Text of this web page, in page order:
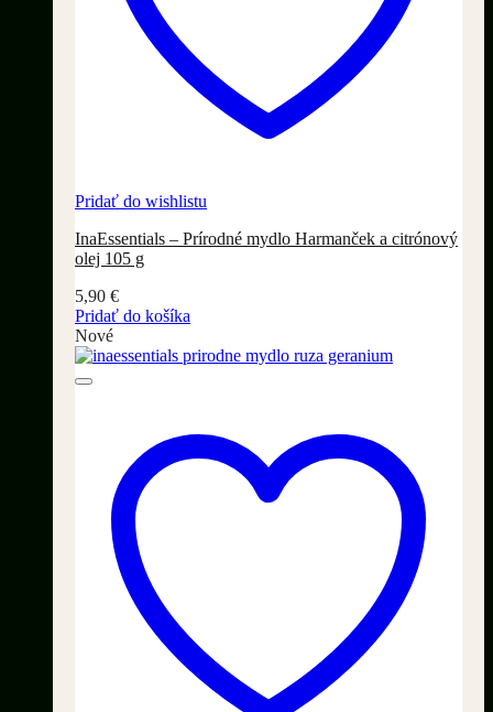
Pridať do wishlistu
InaEssentials – Prírodné mydlo Harmanček a citrónový
olej 105 g
5,90 €
Pridať do košíka
Nové